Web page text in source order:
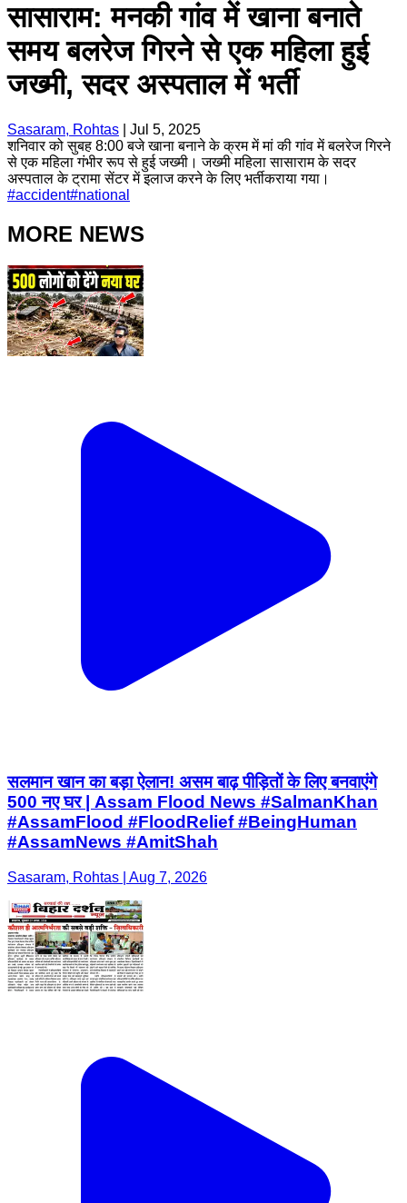
सासाराम: मनकी गांव में खाना बनाते
समय बलरेज गिरने से एक महिला हुई
जख्मी, सदर अस्पताल में भर्ती
Sasaram, Rohtas
Jul 5, 2025
शनिवार को सुबह 8:00 बजे खाना बनाने के क्रम में मां की गांव में बलरेज गिरने
से एक महिला गंभीर रूप से हुई जख्मी। जख्मी महिला सासाराम के सदर
अस्पताल के ट्रामा सेंटर में इलाज करने के लिए भर्तीकराया गया।
#accident#national
MORE NEWS
सलमान खान का बड़ा ऐलान! असम बाढ़ पीड़ितों के लिए बनवाएंगे
500 नए घर | Assam Flood News #SalmanKhan
#AssamFlood #FloodRelief #BeingHuman
#AssamNews #AmitShah
Sasaram, Rohtas | Aug 7, 2026